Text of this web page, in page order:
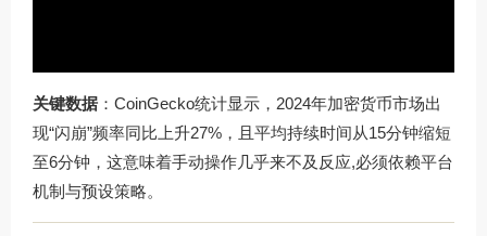
关键数据 ：CoinGecko统计显示，2024年加密货币市场出
现“闪崩”频率同比上升27%，且平均持续时间从15分钟缩短
至6分钟，这意味着手动操作几乎来不及反应,必须依赖平台
机制与预设策略。